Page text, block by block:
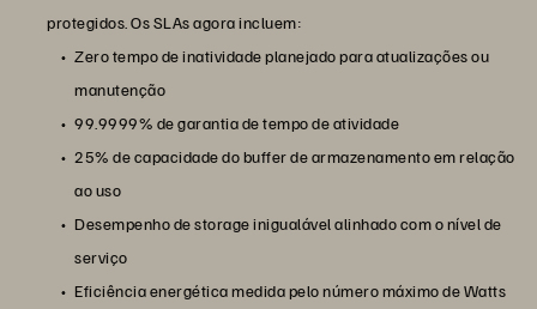
protegidos. Os SLAs agora incluem:
Zero tempo de inatividade planejado para atualizações ou
manutenção
99.9999% de garantia de tempo de atividade
25% de capacidade do buffer de armazenamento em relação
ao uso
Desempenho de storage inigualável alinhado com o nível de
serviço
Eficiência energética medida pelo número máximo de Watts